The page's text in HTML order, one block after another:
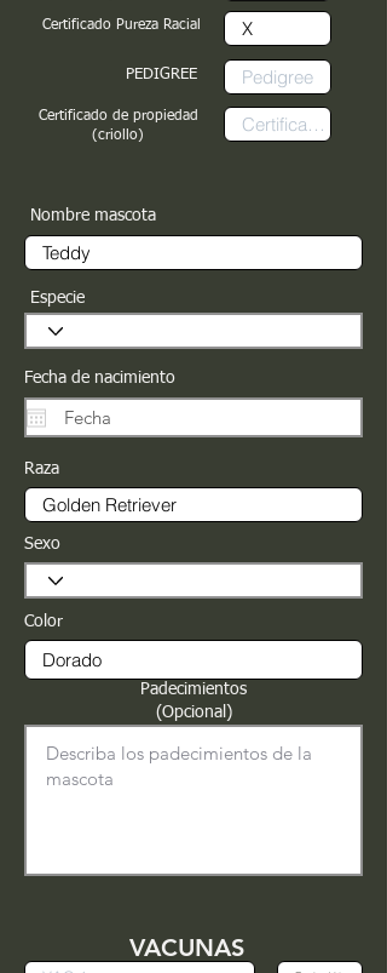
Certificado Pureza Racial
PEDIGREE
Certificado de propiedad
(criollo)
Nombre mascota
Especie
Fecha de nacimiento
Raza
Sexo
Color
Padecimientos
(Opcional)
VACUNAS